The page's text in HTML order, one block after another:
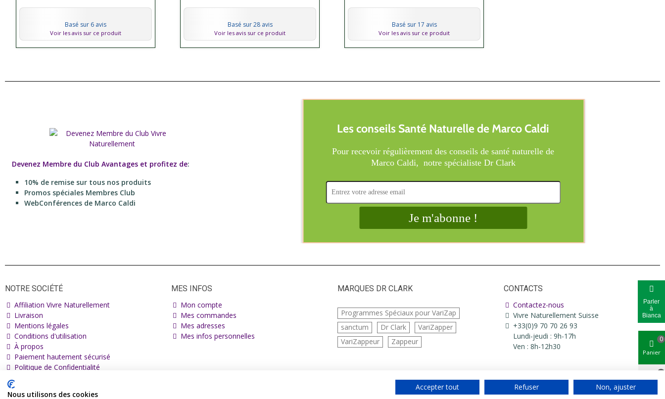
Basé sur 6 avis
Voir les avis sur ce produit
Basé sur 28 avis
Voir les avis sur ce produit
Basé sur 17 avis
Voir les avis sur ce produit
Devenez Membre du Club Avantages et profitez de:
10% de remise sur tous nos produits
Promos spéciales Membres Club
WebConférences de Marco Caldi
NOTRE SOCIÉTÉ
Affiliation Vivre Naturellement
Livraison
Mentions légales
Conditions d'utilisation
À propos
Paiement hautement sécurisé
Politique de Confidentialité
MES INFOS
Mon compte
Mes commandes
Mes adresses
Mes infos personnelles
MARQUES DR CLARK
Programmes Spéciaux pour VariZap
sanctum
Dr Clark
VariZapper
VariZappeur
Zappeur
CONTACTS
Contactez-nous
Vivre Naturellement Suisse
+33(0)9 70 70 26 93
Lundi-jeudi : 9h-17h
Ven : 8h-12h30
Parler
à
Bianca
Panier
0
0
Nous utilisons des cookies
Accepter tout Refuser Non, ajuster